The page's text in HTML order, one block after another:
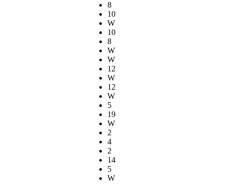
8
10
W
10
8
W
W
12
W
12
W
5
19
W
2
4
2
14
5
W